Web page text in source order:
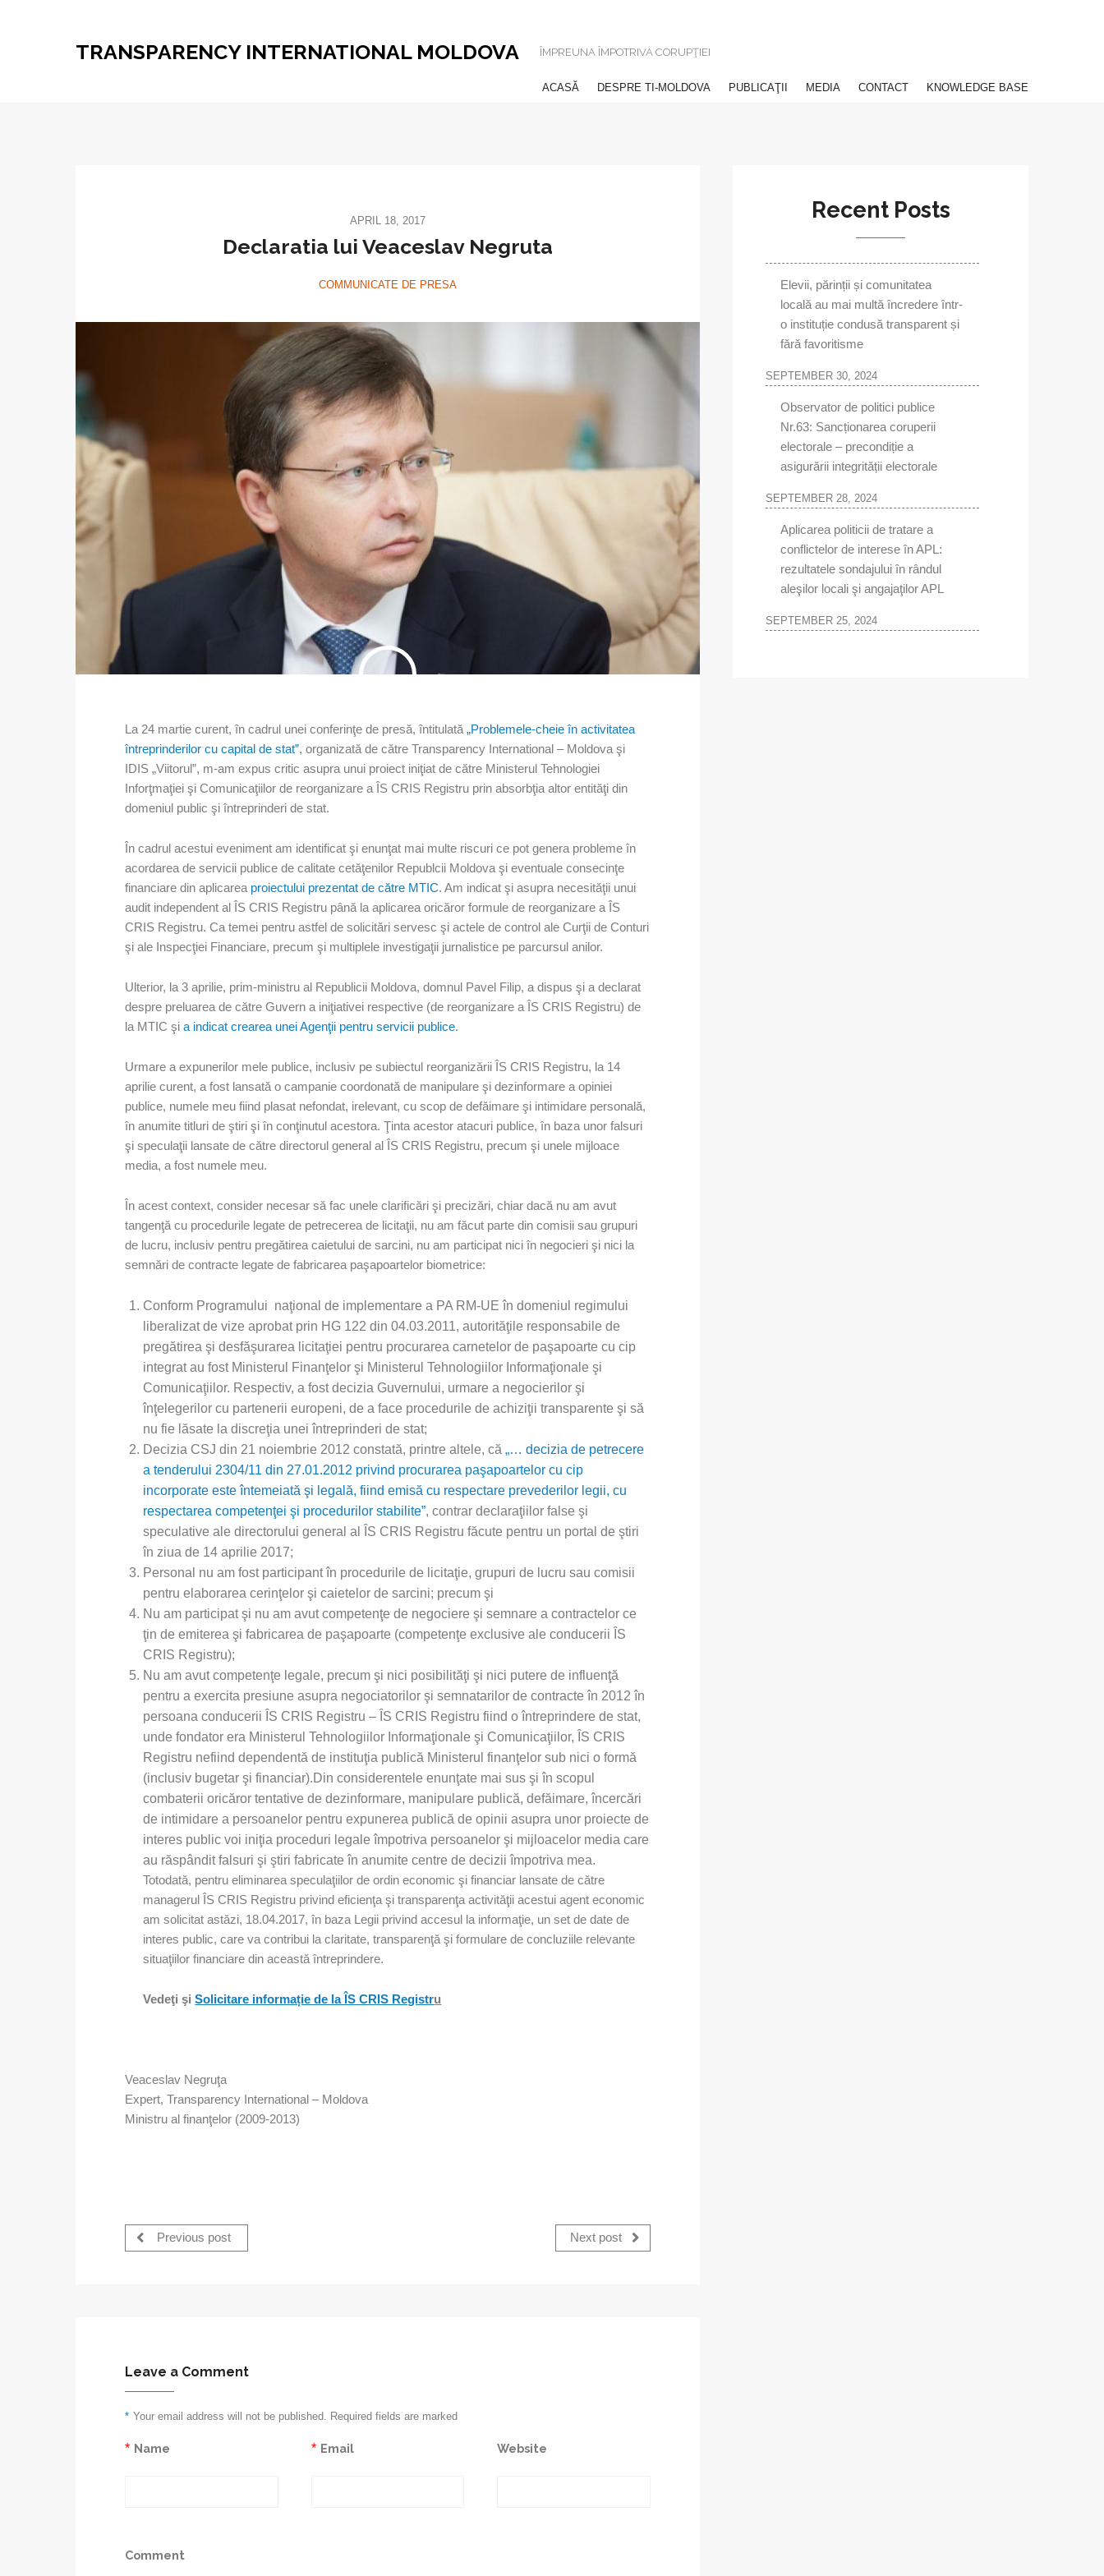
TRANSPARENCY INTERNATIONAL MOLDOVA ÎMPREUNA ÎMPOTRIVA CORUPŢIEI
ACASĂ DESPRE TI-MOLDOVA PUBLICAŢII MEDIA CONTACT KNOWLEDGE BASE
APRIL 18, 2017
Declaratia lui Veaceslav Negruta
COMMUNICATE DE PRESA
La 24 martie curent, în cadrul unei conferinţe de presă, întitulată „Problemele-cheie în activitatea
întreprinderilor cu capital de stat”, organizată de către Transparency International – Moldova şi
IDIS „Viitorul”, m-am expus critic asupra unui proiect iniţiat de către Ministerul Tehnologiei
Inforţmaţiei şi Comunicaţiilor de reorganizare a ÎS CRIS Registru prin absorbţia altor entităţi din
domeniul public şi întreprinderi de stat.
În cadrul acestui eveniment am identificat şi enunţat mai multe riscuri ce pot genera probleme în
acordarea de servicii publice de calitate cetăţenilor Republcii Moldova şi eventuale consecinţe
financiare din aplicarea proiectului prezentat de către MTIC. Am indicat şi asupra necesităţii unui
audit independent al ÎS CRIS Registru până la aplicarea oricăror formule de reorganizare a ÎS
CRIS Registru. Ca temei pentru astfel de solicitări servesc şi actele de control ale Curţii de Conturi
şi ale Inspecţiei Financiare, precum şi multiplele investigaţii jurnalistice pe parcursul anilor.
Ulterior, la 3 aprilie, prim-ministru al Republicii Moldova, domnul Pavel Filip, a dispus şi a declarat
despre preluarea de către Guvern a iniţiativei respective (de reorganizare a ÎS CRIS Registru) de
la MTIC şi a indicat crearea unei Agenţii pentru servicii publice.
Urmare a expunerilor mele publice, inclusiv pe subiectul reorganizării ÎS CRIS Registru, la 14
aprilie curent, a fost lansată o campanie coordonată de manipulare şi dezinformare a opiniei
publice, numele meu fiind plasat nefondat, irelevant, cu scop de defăimare şi intimidare personală,
în anumite titluri de ştiri şi în conţinutul acestora. Ţinta acestor atacuri publice, în baza unor falsuri
şi speculaţii lansate de către directorul general al ÎS CRIS Registru, precum şi unele mijloace
media, a fost numele meu.
În acest context, consider necesar să fac unele clarificări şi precizări, chiar dacă nu am avut
tangenţă cu procedurile legate de petrecerea de licitaţii, nu am făcut parte din comisii sau grupuri
de lucru, inclusiv pentru pregătirea caietului de sarcini, nu am participat nici în negocieri şi nici la
semnări de contracte legate de fabricarea paşapoartelor biometrice:
Conform Programului naţional de implementare a PA RM-UE în domeniul regimului
liberalizat de vize aprobat prin HG 122 din 04.03.2011, autorităţile responsabile de
pregătirea şi desfăşurarea licitaţiei pentru procurarea carnetelor de paşapoarte cu cip
integrat au fost Ministerul Finanţelor şi Ministerul Tehnologiilor Informaţionale şi
Comunicaţiilor. Respectiv, a fost decizia Guvernului, urmare a negocierilor şi
înţelegerilor cu partenerii europeni, de a face procedurile de achiziţii transparente şi să
nu fie lăsate la discreţia unei întreprinderi de stat;
Decizia CSJ din 21 noiembrie 2012 constată, printre altele, că„… decizia de petrecere
a tenderului 2304/11 din 27.01.2012 privind procurarea paşapoartelor cu cip
incorporate este întemeiată şi legală, fiind emisă cu respectare prevederilor legii, cu
respectarea competenţei şi procedurilor stabilite”, contrar declaraţiilor false şi
speculative ale directorului general al ÎS CRIS Registru făcute pentru un portal de ştiri
în ziua de 14 aprilie 2017;
Personal nu am fost participant în procedurile de licitaţie, grupuri de lucru sau comisii
pentru elaborarea cerinţelor şi caietelor de sarcini; precum şi
Nu am participat şi nu am avut competenţe de negociere şi semnare a contractelor ce
ţin de emiterea şi fabricarea de paşapoarte (competenţe exclusive ale conducerii ÎS
CRIS Registru);
Nu am avut competenţe legale, precum şi nici posibilităţi şi nici putere de influenţă
pentru a exercita presiune asupra negociatorilor şi semnatarilor de contracte în 2012 în
persoana conducerii ÎS CRIS Registru – ÎS CRIS Registru fiind o întreprindere de stat,
unde fondator era Ministerul Tehnologiilor Informaţionale şi Comunicaţiilor, ÎS CRIS
Registru nefiind dependentă de instituţia publică Ministerul finanţelor sub nici o formă
(inclusiv bugetar şi financiar).Din considerentele enunţate mai sus şi în scopul
combaterii oricăror tentative de dezinformare, manipulare publică, defăimare, încercări
de intimidare a persoanelor pentru expunerea publică de opinii asupra unor proiecte de
interes public voi iniţia proceduri legale împotriva persoanelor şi mijloacelor media care
au răspândit falsuri şi ştiri fabricate în anumite centre de decizii împotriva mea.
Totodată, pentru eliminarea speculaţiilor de ordin economic şi financiar lansate de către
managerul ÎS CRIS Registru privind eficienţa şi transparenţa activităţii acestui agent economic
am solicitat astăzi, 18.04.2017, în baza Legii privind accesul la informaţie, un set de date de
interes public, care va contribui la claritate, transparenţă şi formulare de concluziile relevante
situaţiilor financiare din această întreprindere.
Vedeţi şiSolicitare informație de la ÎS CRIS Registru
Veaceslav Negruţa
Expert, Transparency International – Moldova
Ministru al finanţelor (2009-2013)
Previous post Next post
Leave a Comment
Your email address will not be published. Required fields are marked
*
Name
* Email
* Website
Comment
Recent Posts
Elevii, părinții și comunitatea
locală au mai multă încredere într-
o instituție condusă transparent și
fără favoritisme
SEPTEMBER 30, 2024
Observator de politici publice
Nr.63: Sancționarea coruperii
electorale – precondiție a
asigurării integrității electorale
SEPTEMBER 28, 2024
Aplicarea politicii de tratare a
conflictelor de interese în APL:
rezultatele sondajului în rândul
aleşilor locali şi angajaţilor APL
SEPTEMBER 25, 2024